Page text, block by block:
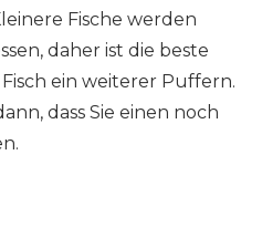
Fische werden
daher ist die beste
ein weiterer Puffern.
dass Sie einen noch